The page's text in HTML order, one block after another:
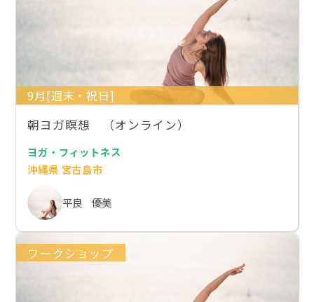
9月[週末・祝日]
朝ヨガ瞑想 （オンライン）
ヨガ・フィットネス
沖縄県 宮古島市
平良 優美
ワークショップ